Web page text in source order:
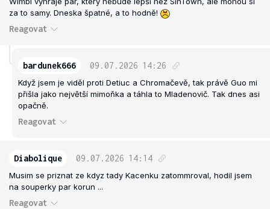
za to samy. Dneska špatné, a to hodně!
Reagovat
bardunek666 09.07.2026 14:26
Když jsem je viděl proti Detiuc a Chromačevě, tak právě Guo mi
přišla jako největší mimoňka a táhla to Mladenovič. Tak dnes asi
opačně.
Reagovat
Diabolique 09.07.2026 14:14
Musim se priznat ze kdyz tady Kacenku zatommroval, hodil jsem
na souperky par korun ...
Reagovat